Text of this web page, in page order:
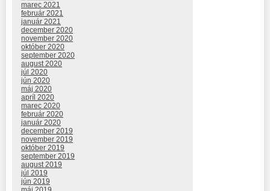
marec 2021
február 2021
január 2021
december 2020
november 2020
október 2020
september 2020
august 2020
júl 2020
jún 2020
máj 2020
apríl 2020
marec 2020
február 2020
január 2020
december 2019
november 2019
október 2019
september 2019
august 2019
júl 2019
jún 2019